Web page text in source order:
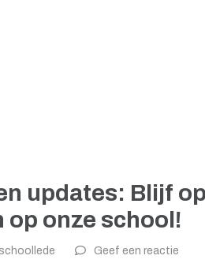
updates: Blijf
onze school!
Geef een reactie